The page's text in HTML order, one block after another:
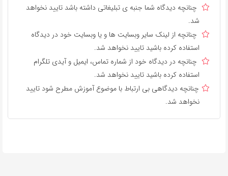
چنانچه دیدگاه شما جنبه ی تبلیغاتی داشته باشد تایید نخواهد
شد.
چنانچه از لینک سایر وبسایت ها و یا وبسایت خود در دیدگاه
استفاده کرده باشید تایید نخواهد شد.
چنانچه در دیدگاه خود از شماره تماس، ایمیل و آیدی تلگرام
استفاده کرده باشید تایید نخواهد شد.
چنانچه دیدگاهی بی ارتباط با موضوع آموزش مطرح شود تایید
نخواهد شد.